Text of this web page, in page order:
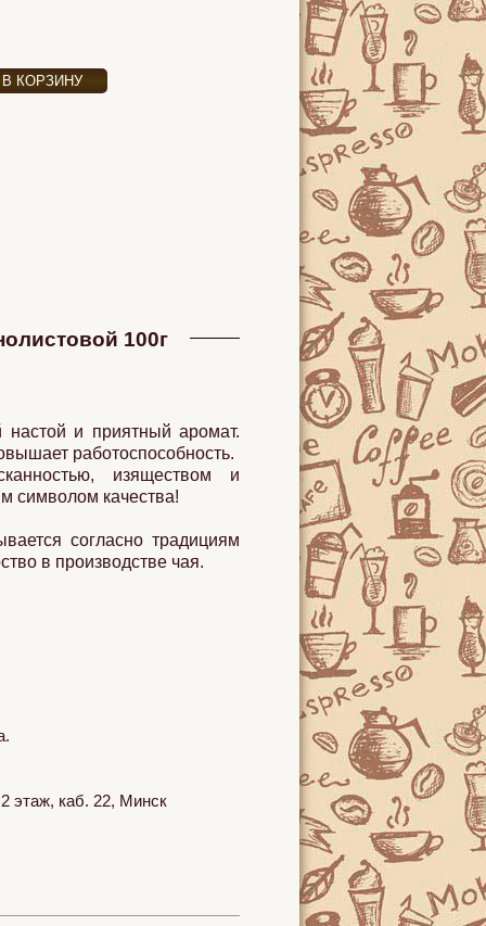
100г
настой и приятный аромат.
работоспособность.
изяществом и
символом качества!
согласно традициям
в производстве чая.
этаж, каб. 22, Минск